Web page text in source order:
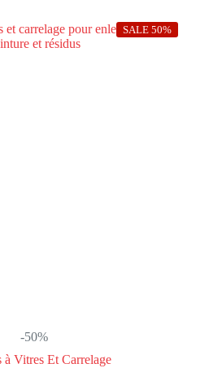
-50%
à Vitres Et Carrelage
SALE 50%